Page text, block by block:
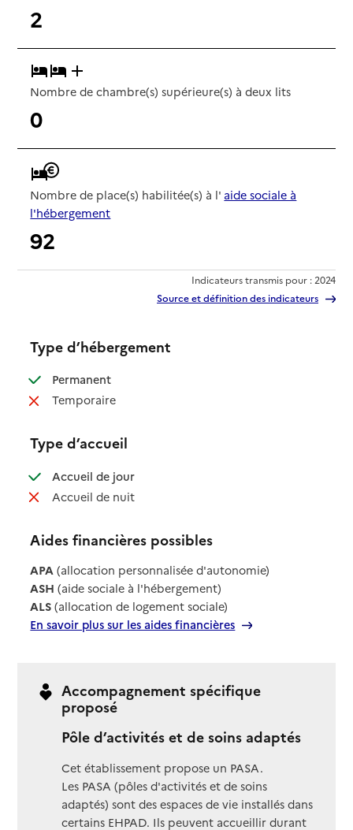
2
Nombre de chambre(s) supérieure(s) à deux lits
0
Nombre de place(s) habilitée(s) à l' aide sociale à
l'hébergement
92
Indicateurs transmis pour : 2024
Source et définition des indicateurs
Type d’hébergement
Permanent: disponible
Temporaire: non disponible
Type d’accueil
Accueil de jour: disponible
Accueil de nuit: non disponible
Aides financières possibles
APA (allocation personnalisée d'autonomie)
ASH (aide sociale à l'hébergement)
ALS (allocation de logement sociale)
En savoir plus sur les aides financières
Accompagnement spécifique
proposé
Pôle d’activités et de soins adaptés
Cet établissement propose un PASA.
Les PASA (pôles d'activités et de soins
adaptés) sont des espaces de vie installés dans
certains EHPAD. Ils peuvent accueillir durant